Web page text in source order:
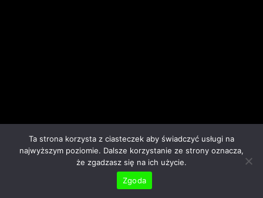
Ta strona korzysta z ciasteczek aby świadczyć usługi na
najwyższym poziomie. Dalsze korzystanie ze strony oznacza,
że zgadzasz się na ich użycie.
Zgoda